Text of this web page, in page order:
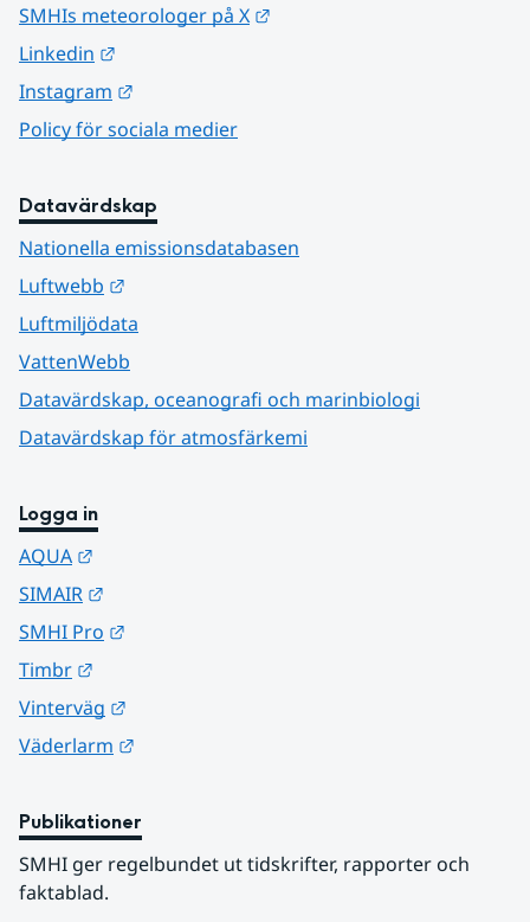
SMHIs meteorologer på X
Linkedin
Instagram
Policy för sociala medier
Datavärdskap
Nationella emissionsdatabasen
Luftwebb
Luftmiljödata
VattenWebb
Datavärdskap, oceanografi och marinbiologi
Datavärdskap för atmosfärkemi
Logga in
AQUA
SIMAIR
SMHI Pro
Timbr
Vinterväg
Väderlarm
Publikationer
SMHI ger regelbundet ut tidskrifter, rapporter och
faktablad.